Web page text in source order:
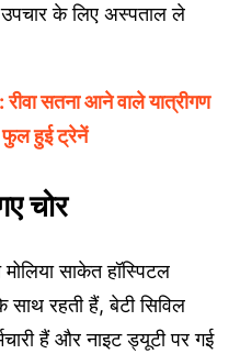
उपचार के लिए अस्पताल ले
सतना आने वाले यात्रीगण
फुल हुई ट्रेनें
चोर
साकेत हॉस्पिटल
साथ रहती हैं, बेटी सिविल
हैं और नाइट ड्यूटी पर गई